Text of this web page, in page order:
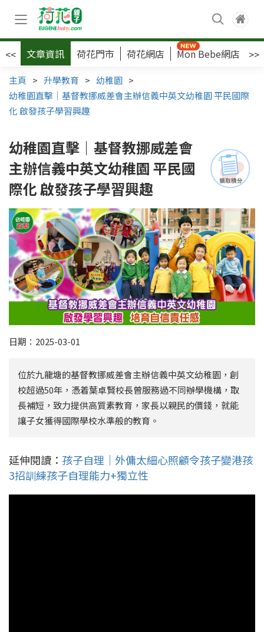
<< 文章資訊 荷花門市 荷花網店 Mon Bebe網店 >>
主頁 > 升學教育 > 幼稚園 >
幼稚園直擊｜基督教挪威差會主辦信義中英文幼稚園 平民國際
化 啟發孩子學習興趣
幼稚園直擊｜基督教挪威差會
主辦信義中英文幼稚園 平民國
際化 啟發孩子學習興趣
日期：2025-03-01
位於九龍塘的基督教挪威差會主辦信義中英文幼稚園，創
校超過50年，憑着葉卓賢校長曾服務過不同辦學機構，取
長補短，致力提供高質素教育，家長以親民的價錢，就能
讓子女獲得國際學校水準般的教育。
延伸閱讀： 孩子自理｜外傭太細心照顧令孩子變港孩
3招訓練孩子自理能力+獨立性